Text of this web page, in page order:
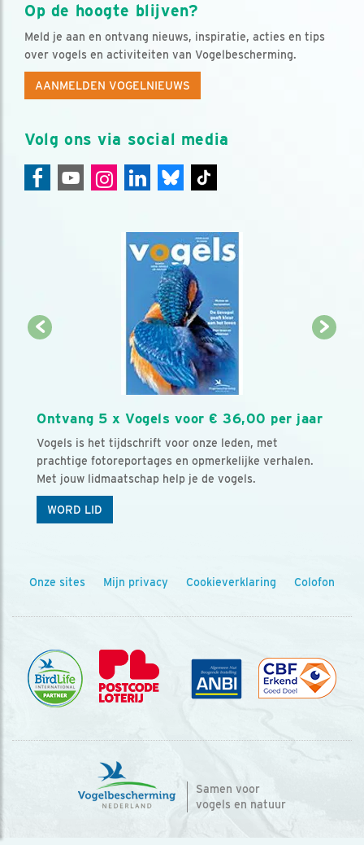
Op de hoogte blijven?
Meld je aan en ontvang nieuws, inspiratie, acties en tips
over vogels en activiteiten van Vogelbescherming.
AANMELDEN VOGELNIEUWS
Volg ons via social media
Ontvang 5 x Vogels voor € 36,00 per jaar
Vogels is het tijdschrift voor onze leden, met
prachtige fotoreportages en opmerkelijke verhalen.
Met jouw lidmaatschap help je de vogels.
WORD LID
Onze sites Mijn privacy Cookieverklaring Colofon
Samen voor
vogels en natuur